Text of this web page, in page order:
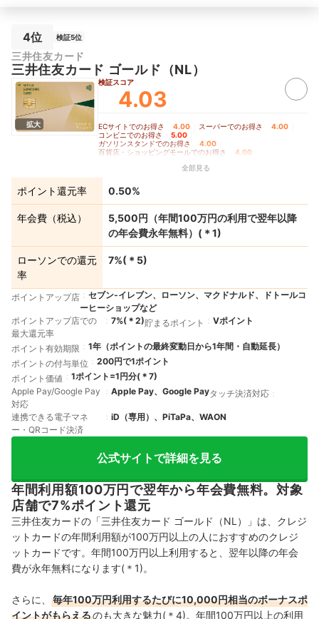
4位 検証5位
三井住友カード
三井住友カード ゴールド（NL）
拡大
検証スコア
4.03
ECサイトでのお得さ 4.00 スーパーでのお得さ 4.00
コンビニでのお得さ 5.00
ガソリンスタンドでのお得さ 4.00
百貨店・ショッピングモールでのお得さ 4.00
3.50｜
ドラッグストアでのお得さ
公共料金支払いでのお得さ
クレカ積立でのお得さ
その他の店舗・サービスでのお得さ 3.50｜
ポイントの貯めやすさ ｜ 年会費の安さ 3.50｜
ポイントの使いやすさ 5.00
全部見る
ポイント還元率 0.50%
年会費（税込）
5,500円（年間100万円の利用で翌年以降
の年会費永年無料） (＊1)
ローソンでの還元
率
7%(＊ 5)
ポイントアップ店
セブン‐イレブン、ローソン、マクドナルド、ドトールコ
ーヒーショップなど
ポイントアップ店での
最大還元率
7%(＊ 2)貯まるポイント Vポイント
ポイント有効期限
1年（ポイントの最終変動日から1年間・自動延長）
ポイントの付与単位
200円で1ポイント
ポイント価値
1ポイント=1円分(＊ 7)
Apple Pay/Google Pay
対応
Apple Pay、Google Payタッチ決済対応
連携できる電子マネ
ー・QRコード決済
iD（専用）、PiTaPa、WAON
公式サイトで詳細を見る
年間利用額100万円で翌年から年会費無料。対象
店舗で7%ポイント還元
三井住友カードの「三井住友カード ゴールド（NL）」は、クレジ
ットカードの年間利用額が100万円以上の人におすすめのクレジ
ットカードです。年間100万円以上利用すると、翌年以降の年会
費が永年無料になります(＊1)。
さらに、
毎年100万円利用するたびに10,000円相当のボーナスポ
イントがもらえるのも大きな魅力(＊4)。年間100万円以上の利用